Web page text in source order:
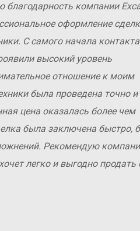
благодарность компании
оформление
С самого начала контакта
высокий уровень
отношение к моим
была проведена точно и
цена оказалась более чем
была заключена быстро,
Рекомендую
легко и выгодно